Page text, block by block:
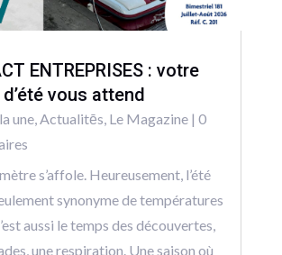
ENTREPRISES : votre
vous attend
une, Actualitēs Le Magazine| 0
s’affole. Heureusement, l’été
synonyme de températures
aussi le temps des découvertes,
une respiration. Une saison où